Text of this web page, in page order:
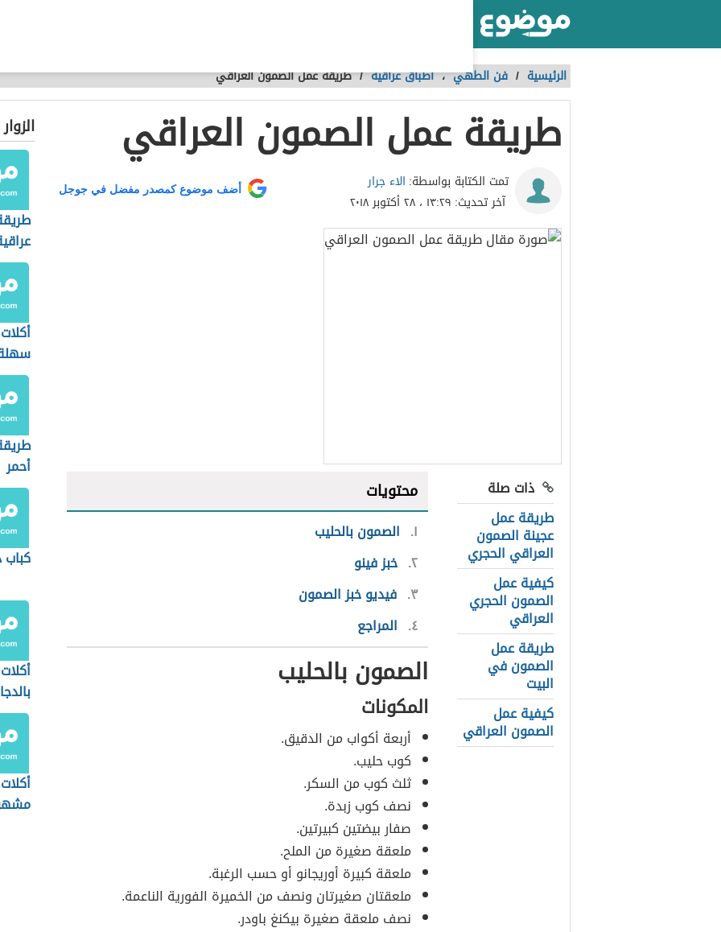
الرئيسية / فن الطهي،أطباق عراقية /طريقة عمل الصمون العراقي
طريقة عمل الصمون العراقي
تمت الكتابة بواسطة: الاء جرار
آخر تحديث: ١٣:٢٩ ، ٢٨ أكتوبر ٢٠١٨
أضف موضوع كمصدر مفضل في جوجل
ذات صلة
طريقة عمل
عجينة الصمون
العراقي الحجري
كيفية عمل
الصمون الحجري
العراقي
طريقة عمل
الصمون في
البيت
كيفية عمل
الصمون العراقي
محتويات
١ الصمون بالحليب
٢ خبز فينو
٣ فيديو خبز الصمون
٤ المراجع
الصمون بالحليب
المكونات
أربعة أكواب من الدقيق.
كوب حليب.
ثلث كوب من السكر.
نصف كوب زبدة.
صفار بيضتين كبيرتين.
ملعقة صغيرة من الملح.
ملعقة كبيرة أوريجانو أو حسب الرغبة.
ملعقتان صغيرتان ونصف من الخميرة الفورية الناعمة.
نصف ملعقة صغيرة بيكنغ باودر.
أحمر